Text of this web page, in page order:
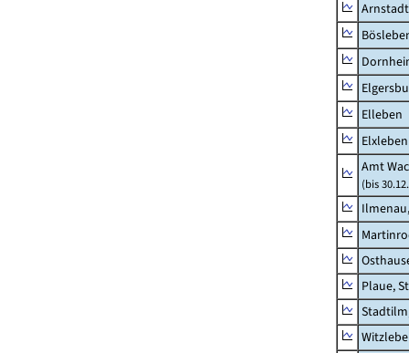
Elleben
Elxleben
Amt
(bis
Plaue,